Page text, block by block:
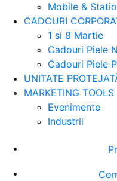
Mobile &
CADOURI
1 si 8 Martie
Cadouri Piele
Cadouri Piele
UNITATE
MARKETING TOOLS
Evenimente
Industrii